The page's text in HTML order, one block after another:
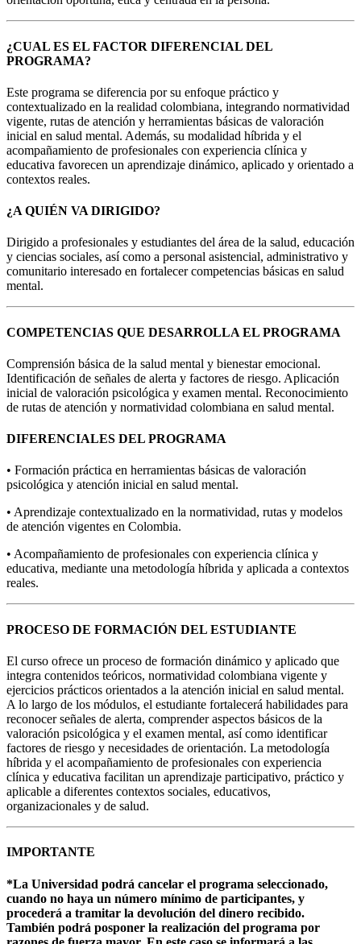
¿CUAL ES EL FACTOR DIFERENCIAL DEL
PROGRAMA?
Este programa se diferencia por su enfoque práctico y
contextualizado en la realidad colombiana, integrando normatividad
vigente, rutas de atención y herramientas básicas de valoración
inicial en salud mental. Además, su modalidad híbrida y el
acompañamiento de profesionales con experiencia clínica y
educativa favorecen un aprendizaje dinámico, aplicado y orientado a
contextos reales.
¿A QUIÉN VA DIRIGIDO?
Dirigido a profesionales y estudiantes del área de la salud, educación
y ciencias sociales, así como a personal asistencial, administrativo y
comunitario interesado en fortalecer competencias básicas en salud
mental.
COMPETENCIAS QUE DESARROLLA EL PROGRAMA
Comprensión básica de la salud mental y bienestar emocional.
Identificación de señales de alerta y factores de riesgo. Aplicación
inicial de valoración psicológica y examen mental. Reconocimiento
de rutas de atención y normatividad colombiana en salud mental.
DIFERENCIALES DEL PROGRAMA
• Formación práctica en herramientas básicas de valoración
psicológica y atención inicial en salud mental.
• Aprendizaje contextualizado en la normatividad, rutas y modelos
de atención vigentes en Colombia.
• Acompañamiento de profesionales con experiencia clínica y
educativa, mediante una metodología híbrida y aplicada a contextos
reales.
PROCESO DE FORMACIÓN DEL ESTUDIANTE
El curso ofrece un proceso de formación dinámico y aplicado que
integra contenidos teóricos, normatividad colombiana vigente y
ejercicios prácticos orientados a la atención inicial en salud mental.
A lo largo de los módulos, el estudiante fortalecerá habilidades para
reconocer señales de alerta, comprender aspectos básicos de la
valoración psicológica y el examen mental, así como identificar
factores de riesgo y necesidades de orientación. La metodología
híbrida y el acompañamiento de profesionales con experiencia
clínica y educativa facilitan un aprendizaje participativo, práctico y
aplicable a diferentes contextos sociales, educativos,
organizacionales y de salud.
IMPORTANTE
*La Universidad podrá cancelar el programa seleccionado,
cuando no haya un número mínimo de participantes, y
procederá a tramitar la devolución del dinero recibido.
También podrá posponer la realización del programa por